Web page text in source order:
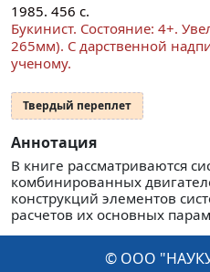
1985. 456 с.
Букинист. Состояние: 4+.
265мм). С дарственной
ученому.
Твердый переплет
Аннотация
В книге рассматриваются
комбинированных
конструкций элементов
расчетов их основных
© ООО